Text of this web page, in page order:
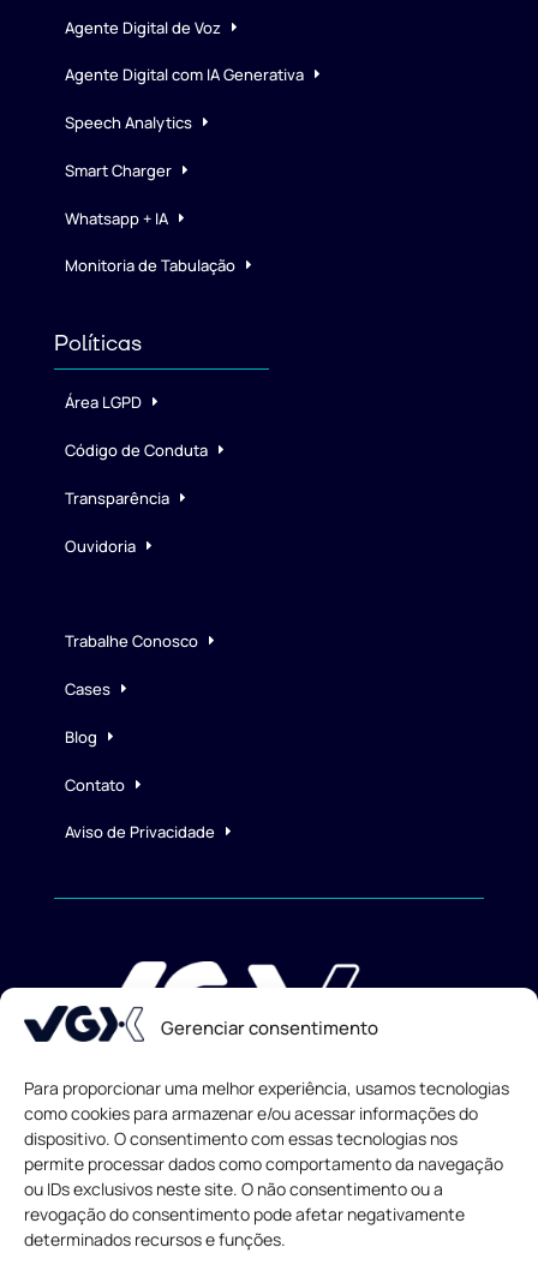
Gerenciar consentimento
Para proporcionar uma melhor experiência, usamos tecnologias
como cookies para armazenar e/ou acessar informações do
dispositivo. O consentimento com essas tecnologias nos
permite processar dados como comportamento da navegação
ou IDs exclusivos neste site. O não consentimento ou a
revogação do consentimento pode afetar negativamente
determinados recursos e funções.
Agente Digital de Voz
Agente Digital com IA Generativa
Speech Analytics
Smart Charger
Whatsapp + IA
Monitoria de Tabulação
Políticas
Área LGPD
Código de Conduta
Transparência
Ouvidoria
Trabalhe Conosco
Cases
Blog
Contato
Aviso de Privacidade
Todos os direitos reservados© 2013-2026